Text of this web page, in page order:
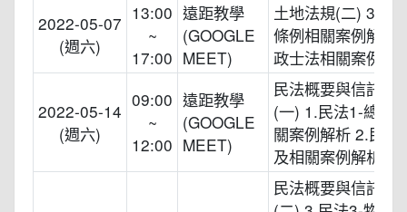
2022-05-07
(週六)
13:00
~
17:00
遠距教學
(GOOGLE
MEET)
土地法規(二) 3.土
條例相關案例解析
政士法相關案例解
2022-05-14
(週六)
09:00
~
12:00
遠距教學
(GOOGLE
MEET)
民法概要與信託法
(一) 1.民法1-總則
關案例解析 2.民法
及相關案例解析
民法概要與信託法